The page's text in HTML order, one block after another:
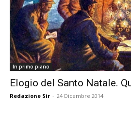
In primo piano
Elogio del Santo Natale.
Redazione Sir - 24 Dicembre 2014